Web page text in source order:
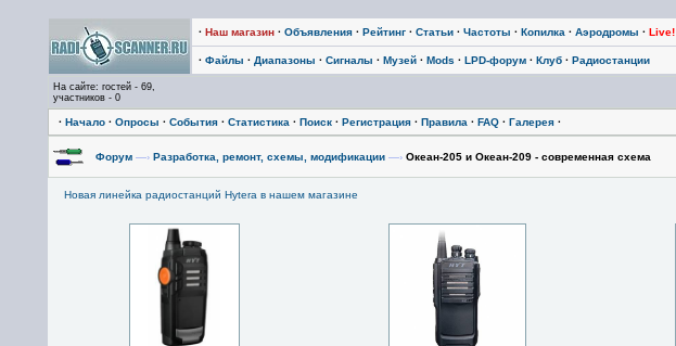
· Наш магазин· Объявления· Рейтинг· Статьи· Частоты · Копилка · Аэродромы · Live!
· Файлы · Диапазоны · Сигналы · Музей· Mods · LPD-форум· Клуб· Радиостанции
На сайте: гостей - 69,
участников - 0
· Начало· Опросы · События· Статистика · Поиск· Регистрация· Правила · FAQ· Галерея·
Форум —› Разработка, ремонт, схемы, модификации —›Океан-205 и Океан-209 - современная схема
Новая линейка радиостанций Hytera в нашем магазине